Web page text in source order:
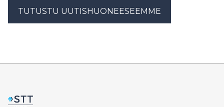
TUTUSTU UUTISHUONEESEEMME